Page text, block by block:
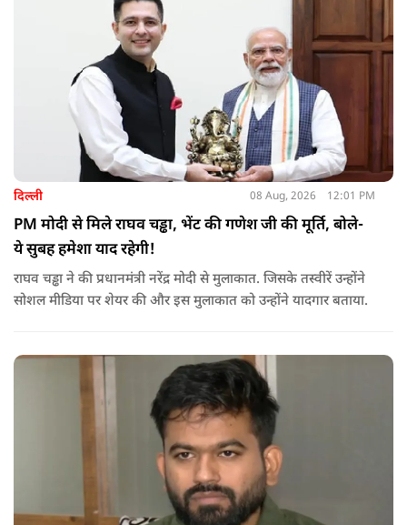
दिल्ली 08 Aug, 2026 12:01 PM
PM मोदी से मिले राघव चड्ढा, भेंट की गणेश जी की मूर्ति, बोले-
ये सुबह हमेशा याद रहेगी!
राघव चड्ढा ने की प्रधानमंत्री नरेंद्र मोदी से मुलाकात. जिसके तस्वीरें उन्होंने
सोशल मीडिया पर शेयर की और इस मुलाकात को उन्होंने यादगार बताया.